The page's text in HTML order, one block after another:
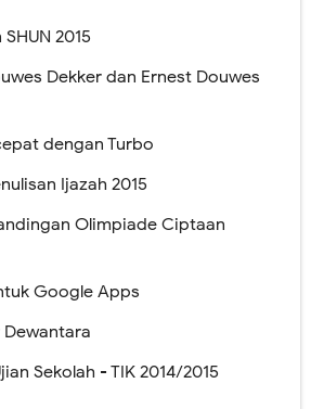
2015
Dekker dan Ernest Douwes
dengan Turbo
Ijazah 2015
Olimpiade Ciptaan
Google Apps
Sekolah - TIK 2014/2015